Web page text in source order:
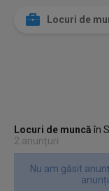
Locuri de
Locuri de muncăîn
2 anunțuri
Nu am găsit